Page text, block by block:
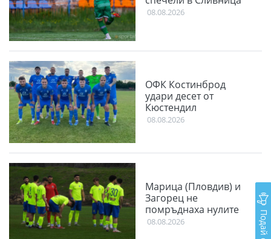
08.08.2026
ОФК Костинброд
удари десет от
Кюстендил
08.08.2026
Марица (Пловдив) и
Загорец не
помръднаха нулите
08.08.2026